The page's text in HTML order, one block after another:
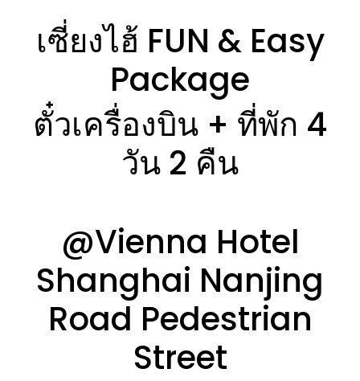
เซี่ยงไฮ้ FUN & Easy
Package
ตั๋วเครื่องบิน + ที่พัก 4
วัน 2 คืน
@Vienna Hotel
Shanghai Nanjing
Road Pedestrian
Street